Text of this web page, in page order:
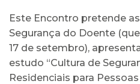
Este Encontro pretende
Segurança do Doente
17 de setembro),
estudo “Cultura de
Residenciais para